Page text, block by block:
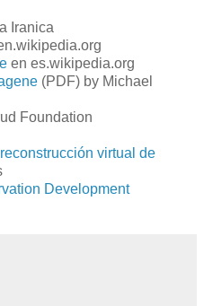
Iranica
en es.wikipedia.org
(PDF) by Michael
Foundation
virtual de
Development